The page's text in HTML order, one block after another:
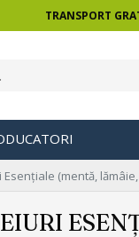
TRANSPORT
(mentă,